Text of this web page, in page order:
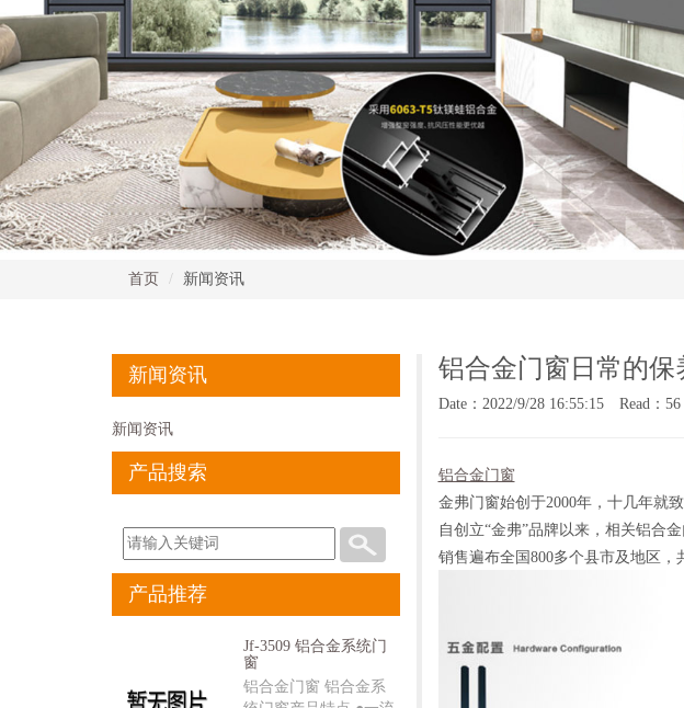
首页 新闻资讯
新闻资讯
新闻资讯
产品搜索
产品推荐
Jf-3509 铝合金系统门
窗
铝合金门窗 铝合金系
铝合金门窗日常的保
Date：2022/9/28 16:55:15 Read：56
铝合金门窗
金弗门窗始创于2000年，十几年就
自创立“金弗”品牌以来，相关铝合
销售遍布全国800多个县市及地区，